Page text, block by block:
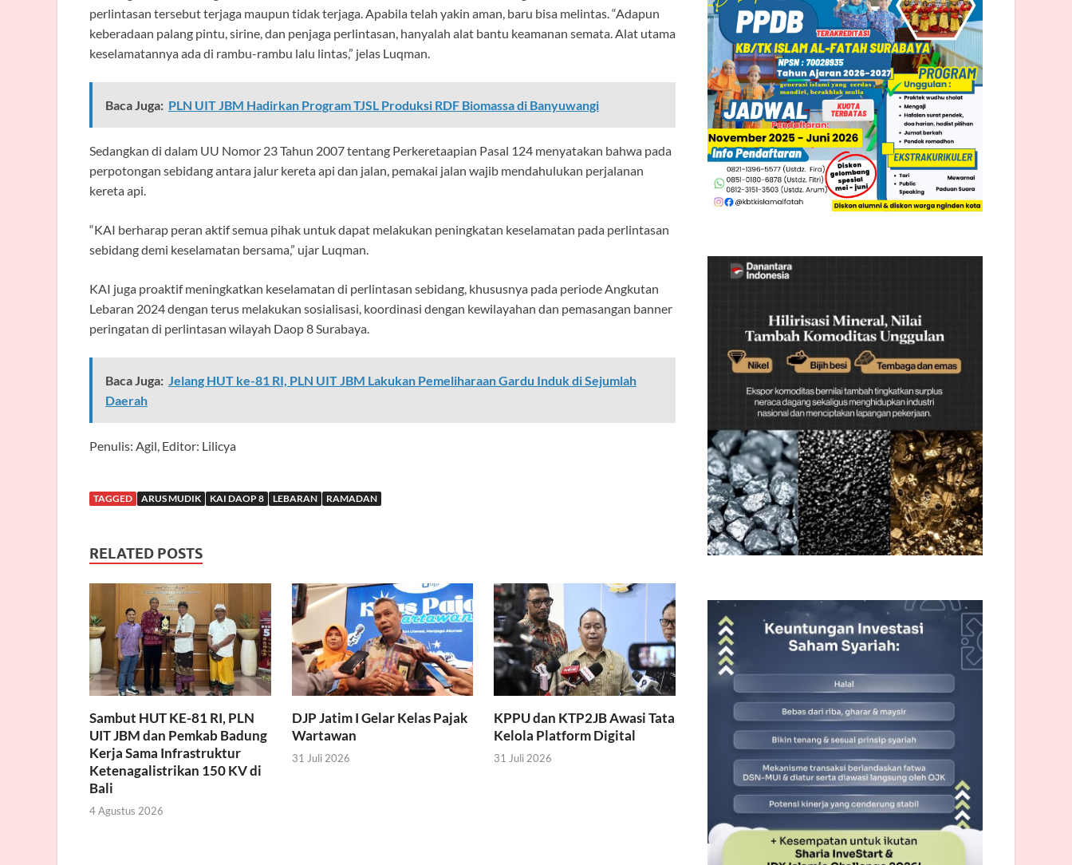
perlintasan tersebut terjaga maupun tidak terjaga. Apabila telah yakin aman, baru bisa melintas. “Adapun
keberadaan palang pintu, sirine, dan penjaga perlintasan, hanyalah alat bantu keamanan semata. Alat utama
keselamatannya ada di rambu-rambu lalu lintas,” jelas Luqman.
Baca Juga: PLN UIT JBM Hadirkan Program TJSL Produksi RDF Biomassa di Banyuwangi
Sedangkan di dalam UU Nomor 23 Tahun 2007 tentang Perkeretaapian Pasal 124 menyatakan bahwa pada
perpotongan sebidang antara jalur kereta api dan jalan, pemakai jalan wajib mendahulukan perjalanan
kereta api.
“KAI berharap peran aktif semua pihak untuk dapat melakukan peningkatan keselamatan pada perlintasan
sebidang demi keselamatan bersama,” ujar Luqman.
KAI juga proaktif meningkatkan keselamatan di perlintasan sebidang, khususnya pada periode Angkutan
Lebaran 2024 dengan terus melakukan sosialisasi, koordinasi dengan kewilayahan dan pemasangan banner
peringatan di perlintasan wilayah Daop 8 Surabaya.
Baca Juga: Jelang HUT ke-81 RI, PLN UIT JBM Lakukan Pemeliharaan Gardu Induk di Sejumlah
Daerah
Penulis: Agil, Editor: Lilicya
TAGGED ARUS MUDIK KAI DAOP 8 LEBARAN RAMADAN
RELATED POSTS
Sambut HUT KE-81 RI, PLN
UIT JBM dan Pemkab Badung
Kerja Sama Infrastruktur
Ketenagalistrikan 150 KV di
Bali
4 Agustus 2026
DJP Jatim I Gelar Kelas Pajak
Wartawan
31 Juli 2026
KPPU dan KTP2JB Awasi Tata
Kelola Platform Digital
31 Juli 2026